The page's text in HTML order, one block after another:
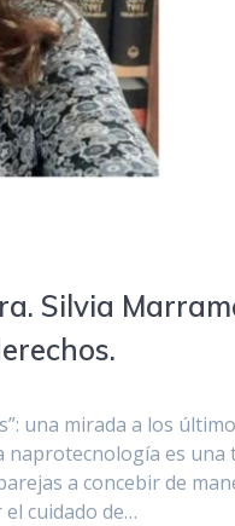
Silvia
una mirada a los
es una
a concebir de
cuidado de…